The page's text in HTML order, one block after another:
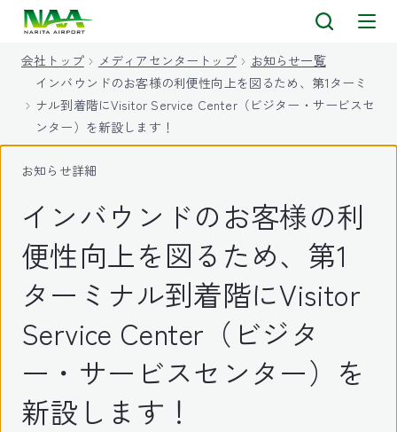
会社トップ メディアセンタートップ
お知らせ一覧
インバウンドのお客様の利便性向上を図るため、第1ターミ
ナル到着階にVisitor Service Center（ビジター・サービスセ
ンター）を新設します！
お知らせ詳細
インバウンドのお客様の利
便性向上を図るため、第1
ターミナル到着階にVisitor
Service Center（ビジタ
ー・サービスセンター）を
新設します！